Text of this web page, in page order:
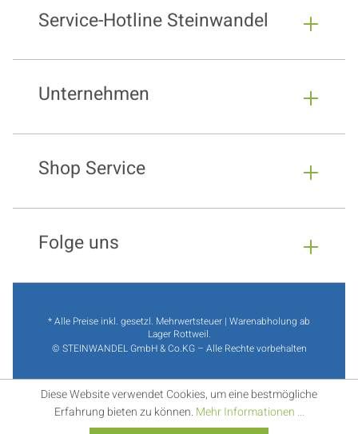
Service-Hotline Steinwandel
Unternehmen
Shop Service
Folge uns
* Alle Preise inkl. gesetzl. Mehrwertsteuer | Warenabholung ab
Lager Rottweil.
© STEINWANDEL GmbH & Co.KG – Alle Rechte vorbehalten
Diese Website verwendet Cookies, um eine bestmögliche
Erfahrung bieten zu können. Mehr Informationen ...